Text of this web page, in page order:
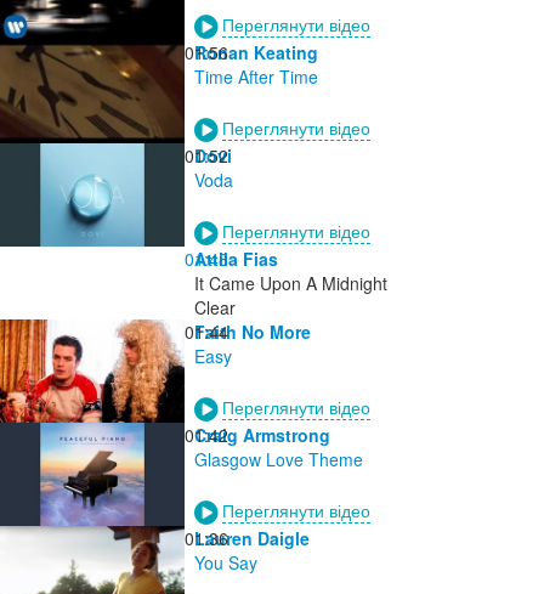
Переглянути відео
01:56
Ronan Keating
Time After Time
Переглянути відео
01:52
Dovi
Voda
Переглянути відео
01:48
Attila Fias
It Came Upon A Midnight
Clear
01:44
Faith No More
Easy
Переглянути відео
01:42
Craig Armstrong
Glasgow Love Theme
Переглянути відео
01:36
Lauren Daigle
You Say